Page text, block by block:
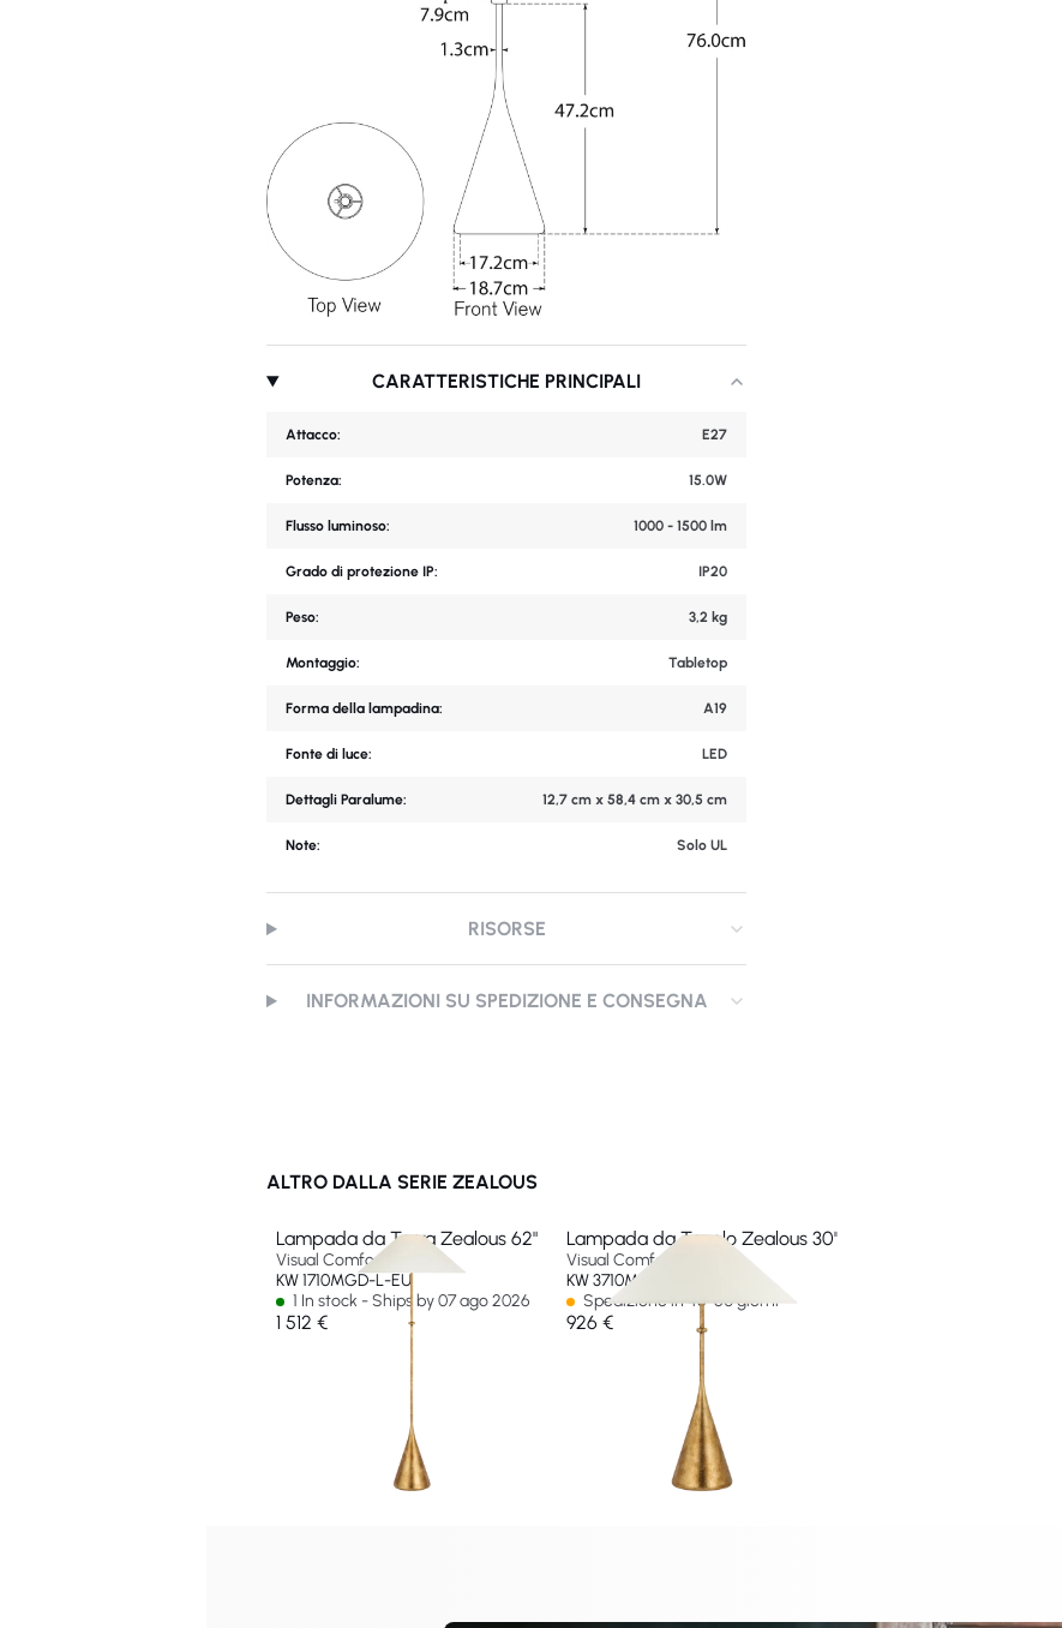
CARATTERISTICHE PRINCIPALI
Attacco: E27
Potenza: 15.0W
Flusso luminoso: 1000 - 1500 lm
Grado di protezione IP: IP20
Peso: 3,2 kg
Montaggio: Tabletop
Forma della lampadina: A19
Fonte di luce: LED
Dettagli Paralume: 12,7 cm x 58,4 cm x 30,5 cm
Note: Solo UL
RISORSE
INFORMAZIONI SU SPEDIZIONE E CONSEGNA
ALTRO DALLA SERIE ZEALOUS
Lampada da Terra Zealous 62"
Visual Comfort & Co
KW 1710MGD-L-EU
1 In stock - Ships by 07 ago 2026
1 512 €
Lampada da Tavolo Zealous 30"
Visual Comfort & Co
KW 3710MGD-L-EU
Spedizione in 45-60 giorni
926 €